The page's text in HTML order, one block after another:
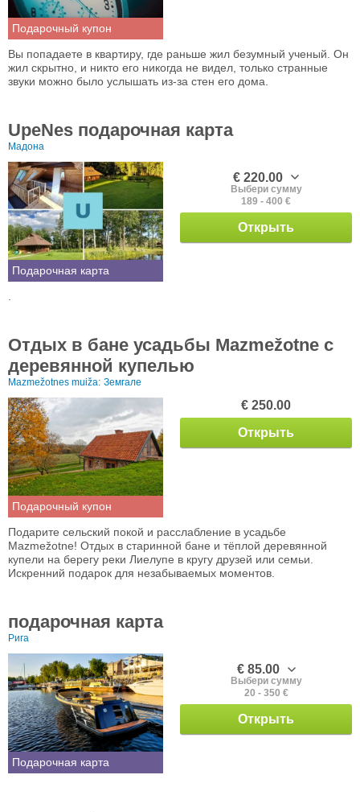
Подарочный купон
Вы попадаете в квартиру, где раньше жил безумный ученый. Он
жил скрытно, и никто его никогда не видел, только странные
звуки можно было услышать из-за стен его дома.
UpeNes подарочная карта
Мадона
Подарочная карта
€ 220.00
Выбери сумму
189 - 400 €
Открыть
Отдых в бане усадьбы Mazmežotne с
деревянной купелью
Mazmežotnes muiža: Земгале
Подарочный купон
€ 250.00
Открыть
Подарите сельский покой и расслабление в усадьбе
Mazmežotne! Отдых в старинной бане и тёплой деревянной
купели на берегу реки Лиелупе в кругу друзей или семьи.
Искренний подарок для незабываемых моментов.
подарочная карта
Рига
Подарочная карта
€ 85.00
Выбери сумму
20 - 350 €
Открыть